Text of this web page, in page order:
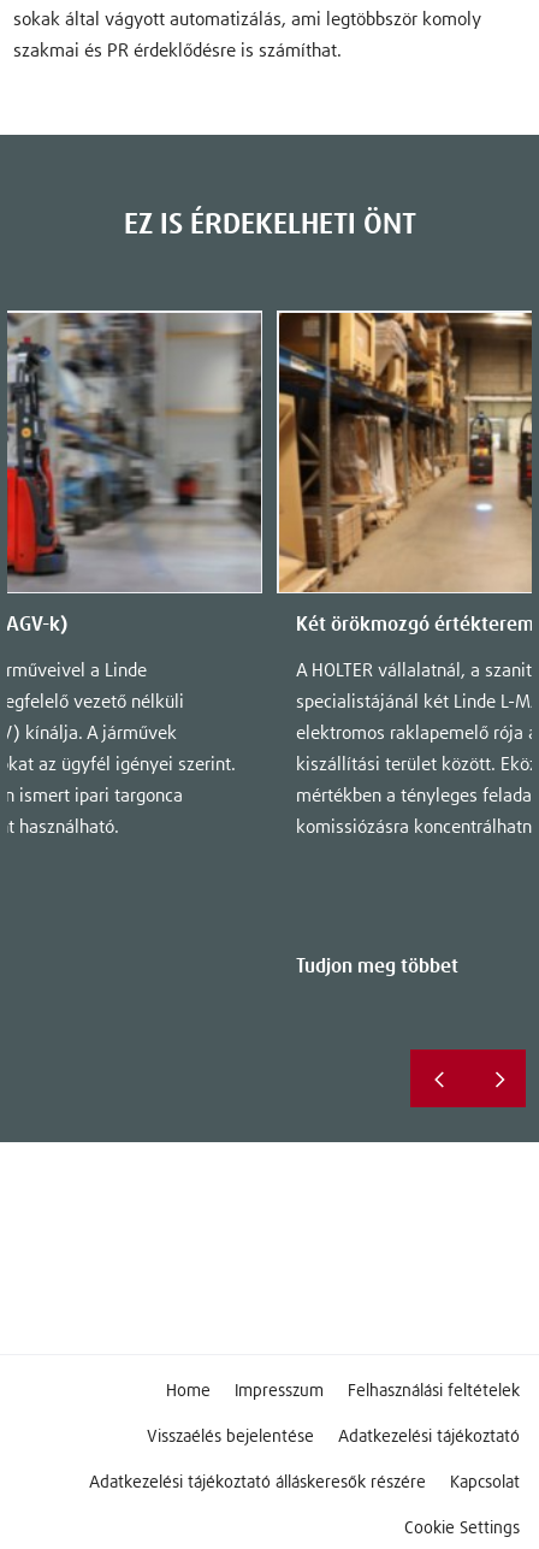
sokak által vágyott automatizálás, ami legtöbbször komoly
szakmai és PR érdeklődésre is számíthat.
EZ IS ÉRDEKELHETI ÖNT
k)
a Linde
vezető nélküli
kínálja. A járművek
az ügyfél igényei szerint.
ismert ipari targonca
használható.
Két örökmozgó
A HOLTER vállalatnál, a
specialistájánál két Linde L-
elektromos raklapemelő rója
kiszállítási terület között.
mértékben a tényleges
komissiózásra
Tudjon meg többet
Home Impresszum Felhasználási feltételek
Visszaélés bejelentése Adatkezelési tájékoztató
Adatkezelési tájékoztató álláskeresők részére Kapcsolat
Cookie Settings